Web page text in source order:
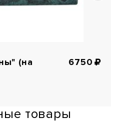
(на
6750
товары